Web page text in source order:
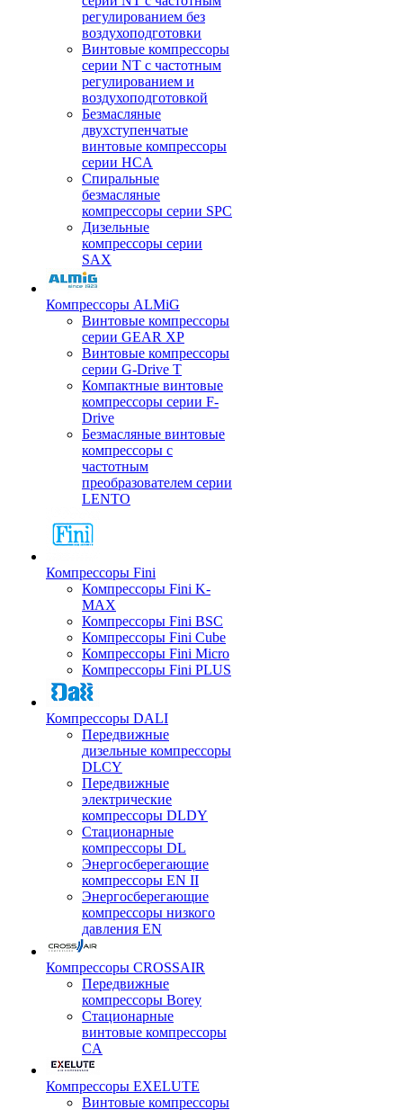
регулированием без
воздухоподготовки
Винтовые компрессоры
серии NT с частотным
регулированием и
воздухоподготовкой
Безмасляные
двухступенчатые
винтовые компрессоры
серии HCA
Спиральные
безмасляные
компрессоры серии SPC
Дизельные
компрессоры серии
SAX
Компрессоры ALMiG
Винтовые компрессоры
серии GEAR XP
Винтовые компрессоры
серии G-Drive T
Компактные винтовые
компрессоры серии F-
Drive
Безмасляные винтовые
компрессоры с
частотным
преобразователем серии
LENTO
Компрессоры Fini
Компрессоры Fini K-
MAX
Компрессоры Fini BSC
Компрессоры Fini Cube
Компрессоры Fini Micro
Компрессоры Fini PLUS
Компрессоры DALI
Передвижные
дизельные компрессоры
DLCY
Передвижные
электрические
компрессоры DLDY
Стационарные
компрессоры DL
Энергосберегающие
компрессоры EN II
Энергосберегающие
компрессоры низкого
давления EN
Компрессоры CROSSAIR
Передвижные
компрессоры Borey
Стационарные
винтовые компрессоры
CA
Компрессоры EXELUTE
Винтовые компрессоры